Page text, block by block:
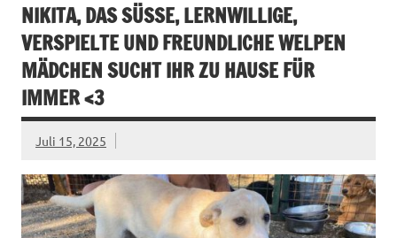
NIKITA, DAS SÜSSE, LERNWILLIGE, V
ERSPIELTE UND FREUNDLICHE WELPEN M
ÄDCHEN SUCHT IHR ZU HAUSE FÜR I
MMER <3
Juli 15, 2025